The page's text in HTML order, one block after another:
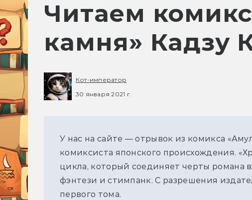
Читаем
камня» Кадзу
Кот-император
30 января 2021 г.
У нас на сайте — отрывок из комикса
комиксиста японского происхождения.
цикла, который соединяет черты романа
фэнтези и стимпанк. С разрешения
первого тома.